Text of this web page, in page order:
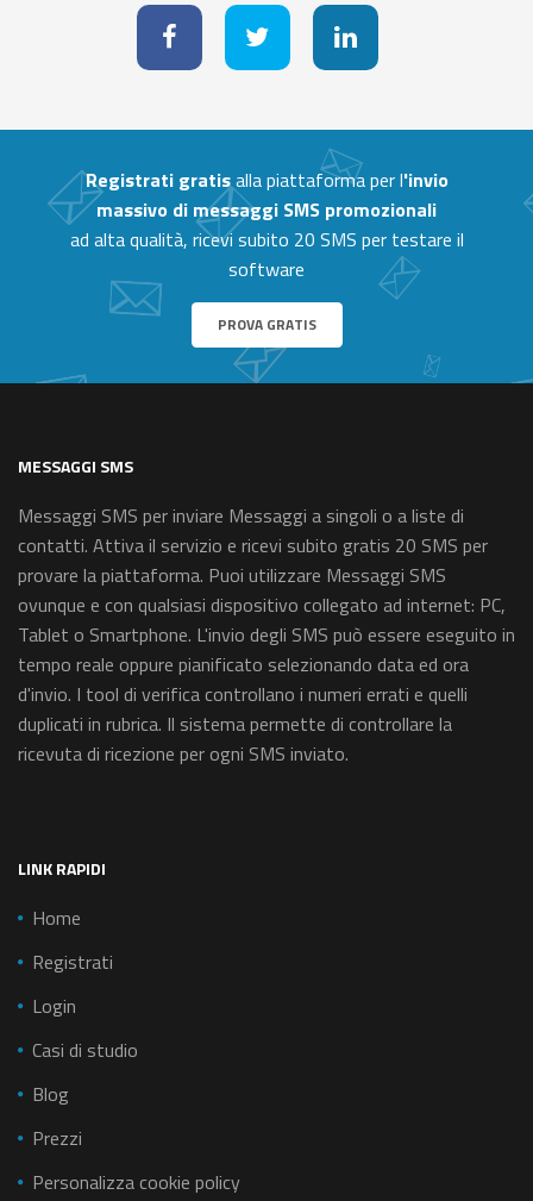
Registrati gratisalla piattaforma per l'invio
massivo di messaggi SMS promozionali
ad alta qualità, ricevi subito 20 SMS per testare il
software
PROVA GRATIS
MESSAGGI SMS
Messaggi SMS per inviare Messaggi a singoli o a liste di
contatti. Attiva il servizio e ricevi subito gratis 20 SMS per
provare la piattaforma. Puoi utilizzare Messaggi SMS
ovunque e con qualsiasi dispositivo collegato ad internet: PC,
Tablet o Smartphone. L'invio degli SMS può essere eseguito in
tempo reale oppure pianificato selezionando data ed ora
d'invio. I tool di verifica controllano i numeri errati e quelli
duplicati in rubrica. Il sistema permette di controllare la
ricevuta di ricezione per ogni SMS inviato.
LINK RAPIDI
Home
Registrati
Login
Casi di studio
Blog
Prezzi
Personalizza cookie policy